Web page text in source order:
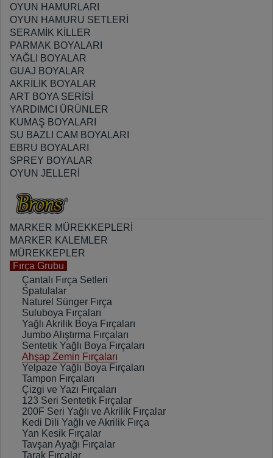
OYUN HAMURLARI
OYUN HAMURU SETLERİ
SERAMİK KİLLER
PARMAK BOYALARI
YAĞLI BOYALAR
GUAJ BOYALAR
AKRİLİK BOYALAR
ART BOYA SERİSİ
YARDIMCI ÜRÜNLER
KUMAŞ BOYALARI
SU BAZLI CAM BOYALARI
EBRU BOYALARI
SPREY BOYALAR
OYUN JELLERİ
MARKER MÜREKKEPLERİ
MARKER KALEMLER
MÜREKKEPLER
Fırça Grubu
Çantalı Fırça Setleri
Spatulalar
Naturel Sünger Fırça
Suluboya Fırçaları
Yağlı Akrilik Boya Fırçaları
Jumbo Alıştırma Fırçaları
Sentetik Yağlı Boya Fırçaları
Ahşap Zemin Fırçaları
Yelpaze Yağlı Boya Fırçaları
Tampon Fırçaları
Çizgi ve Yazı Fırçaları
123 Seri Sentetik Fırçalar
200F Seri Yağlı ve Akrilik Fırçalar
Kedi Dili Yağlı ve Akrilik Fırça
Yan Kesik Fırçalar
Tavşan Ayağı Fırçalar
Tarak Fırçalar